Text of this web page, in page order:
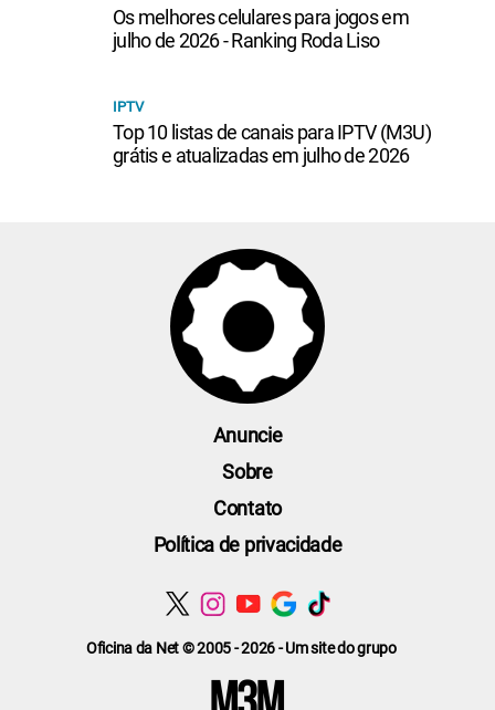
Os melhores celulares para jogos em
julho de 2026 - Ranking Roda Liso
IPTV
Top 10 listas de canais para IPTV (M3U)
grátis e atualizadas em julho de 2026
Oficina da Net © 2005 - 2026 - Um site do grupo
Anuncie
Sobre
Contato
Política de privacidade